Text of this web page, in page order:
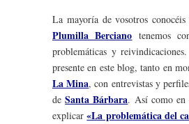
La mayoría de vosotros
Plumilla Berciano tenemos
problemáticas y
presente en este blog, tanto en
La Mina, con entrevistas y
deSanta Bárbara. Así como en
explicar«La problemática del